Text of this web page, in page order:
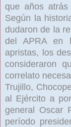
que años
Según la
dudaron de la
del APRA
en
apristas, los
consideraron
correlato
Trujillo,
al Ejército a
general Oscar
período